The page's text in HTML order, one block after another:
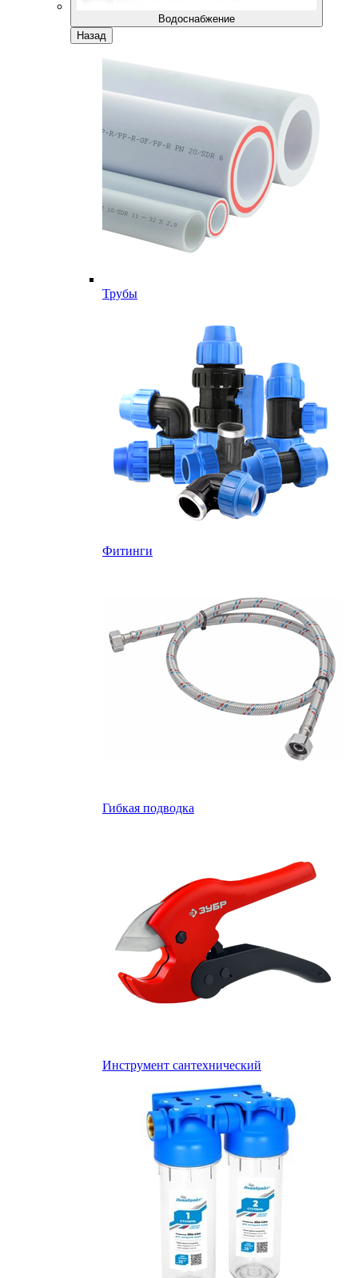
Водоснабжение
Назад
Трубы
Фитинги
Гибкая подводка
Инструмент сантехнический